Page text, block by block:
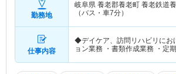
勤務地
岐阜県 養老郡養老町 養老鉄道
（バス・車7分）
仕事内容
◆デイケア、訪問リハビリにお
ョン業務 ・書類作成業務 ・定